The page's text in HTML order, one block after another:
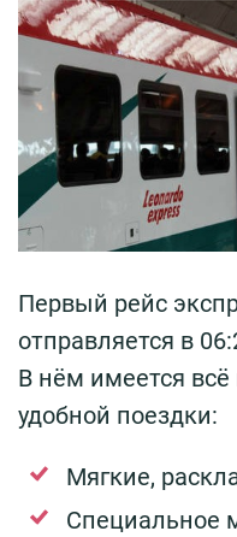
Первый рейс
отправляется в
В нём имеется
удобной поездки:
Мягкие,
Специальное